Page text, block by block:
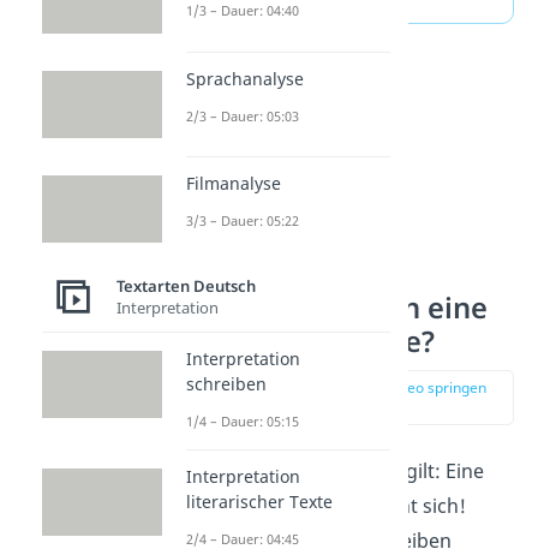
Wie schreibe ich eine
Sachtextanalyse?
zur Stelle im Video springen
Für alle Aufsatzformen gilt: Eine
guteVorbereitung
lohnt sich!
Bevor du mit dem Schreiben
1/3 – Dauer: 04:40
Sprachanalyse
2/3 – Dauer: 05:03
Filmanalyse
3/3 – Dauer: 05:22
Textarten Deutsch
Interpretation
Interpretation
schreiben
1/4 – Dauer: 05:15
Interpretation
literarischer Texte
2/4 – Dauer: 04:45